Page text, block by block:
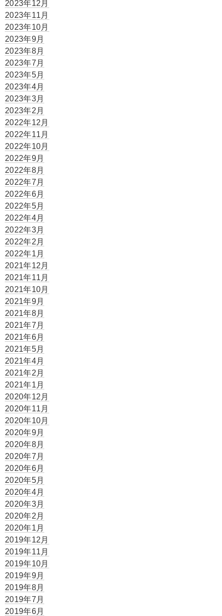
2023年12月
2023年11月
2023年10月
2023年9月
2023年8月
2023年7月
2023年5月
2023年4月
2023年3月
2023年2月
2022年12月
2022年11月
2022年10月
2022年9月
2022年8月
2022年7月
2022年6月
2022年5月
2022年4月
2022年3月
2022年2月
2022年1月
2021年12月
2021年11月
2021年10月
2021年9月
2021年8月
2021年7月
2021年6月
2021年5月
2021年4月
2021年2月
2021年1月
2020年12月
2020年11月
2020年10月
2020年9月
2020年8月
2020年7月
2020年6月
2020年5月
2020年4月
2020年3月
2020年2月
2020年1月
2019年12月
2019年11月
2019年10月
2019年9月
2019年8月
2019年7月
2019年6月